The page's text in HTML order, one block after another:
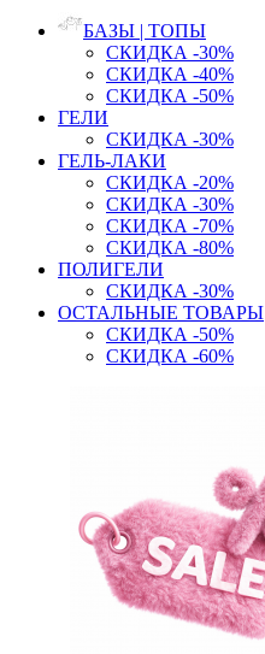
БАЗЫ | ТОПЫ
СКИДКА -30%
СКИДКА -40%
СКИДКА -50%
ГЕЛИ
СКИДКА -30%
ГЕЛЬ-ЛАКИ
СКИДКА -20%
СКИДКА -30%
СКИДКА -70%
СКИДКА -80%
ПОЛИГЕЛИ
СКИДКА -30%
ОСТАЛЬНЫЕ ТОВАРЫ
СКИДКА -50%
СКИДКА -60%